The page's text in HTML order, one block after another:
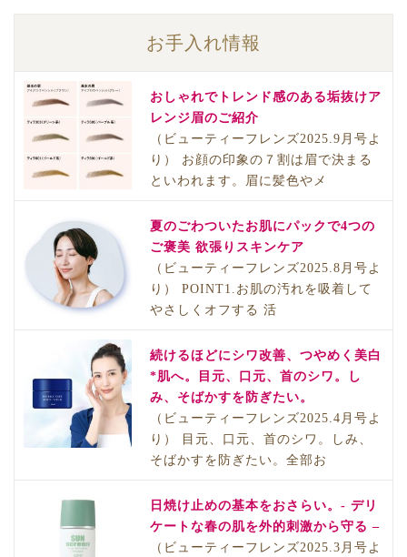
お手入れ情報
おしゃれでトレンド感のある垢抜けア
レンジ眉のご紹介
（ビューティーフレンズ2025.9月号よ
り） お顔の印象の７割は眉で決まる
といわれます。眉に髪色やメ
夏のごわついたお肌にパックで4つの
ご褒美 欲張りスキンケア
（ビューティーフレンズ2025.8月号よ
り） POINT1.お肌の汚れを吸着して
やさしくオフする 活
続けるほどにシワ改善、つやめく美白
*肌へ。目元、口元、首のシワ。し
み、そばかすを防ぎたい。
（ビューティーフレンズ2025.4月号よ
り） 目元、口元、首のシワ。しみ、
そばかすを防ぎたい。全部お
日焼け止めの基本をおさらい。- デリ
ケートな春の肌を外的刺激から守る –
（ビューティーフレンズ2025.3月号よ